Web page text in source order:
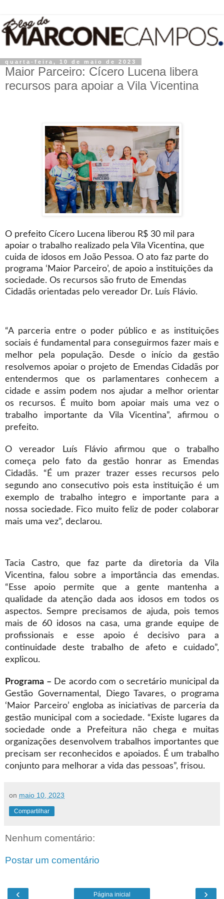
quarta-feira, 10 de maio de 2023
Maior Parceiro: Cícero Lucena libera
recursos para apoiar a Vila Vicentina
O prefeito Cícero Lucena liberou R$ 30 mil para
apoiar o trabalho realizado pela Vila Vicentina, que
cuida de idosos em João Pessoa. O ato faz parte do
programa ‘Maior Parceiro’, de apoio a instituições da
sociedade. Os recursos são fruto de Emendas
Cidadãs orientadas pelo vereador Dr. Luís Flávio.
“A parceria entre o poder público e as instituições
sociais é fundamental para conseguirmos fazer mais e
melhor pela população. Desde o início da gestão
resolvemos apoiar o projeto de Emendas Cidadãs por
entendermos que os parlamentares conhecem a
cidade e assim podem nos ajudar a melhor orientar
os recursos. É muito bom apoiar mais uma vez o
trabalho importante da Vila Vicentina”, afirmou o
prefeito.
O vereador Luís Flávio afirmou que o trabalho
começa pelo fato da gestão honrar as Emendas
Cidadãs. “É um prazer trazer esses recursos pelo
segundo ano consecutivo pois esta instituição é um
exemplo de trabalho integro e importante para a
nossa sociedade. Fico muito feliz de poder colaborar
mais uma vez”, declarou.
Tacia Castro, que faz parte da diretoria da Vila
Vicentina, falou sobre a importância das emendas.
“Esse apoio permite que a gente mantenha a
qualidade da atenção dada aos idosos em todos os
aspectos. Sempre precisamos de ajuda, pois temos
mais de 60 idosos na casa, uma grande equipe de
profissionais e esse apoio é decisivo para a
continuidade deste trabalho de afeto e cuidado”,
explicou.
Programa – De acordo com o secretário municipal da
Gestão Governamental, Diego Tavares, o programa
‘Maior Parceiro’ engloba as iniciativas de parceria da
gestão municipal com a sociedade. “Existe lugares da
sociedade onde a Prefeitura não chega e muitas
organizações desenvolvem trabalhos importantes que
precisam ser reconhecidos e apoiados. É um trabalho
conjunto para melhorar a vida das pessoas”, frisou.
on maio 10, 2023
Compartilhar
Nenhum comentário:
Postar um comentário
‹ ›
Página inicial